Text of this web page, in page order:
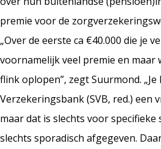
premie voor de
„Over de eerste ca €40.000 die je
voornamelijk veel premie en maar
flink oplopen”, zegt Suurmond.
Verzekeringsbank (SVB, red.) een
maar dat is slechts voor
slechts sporadisch afgegeven.